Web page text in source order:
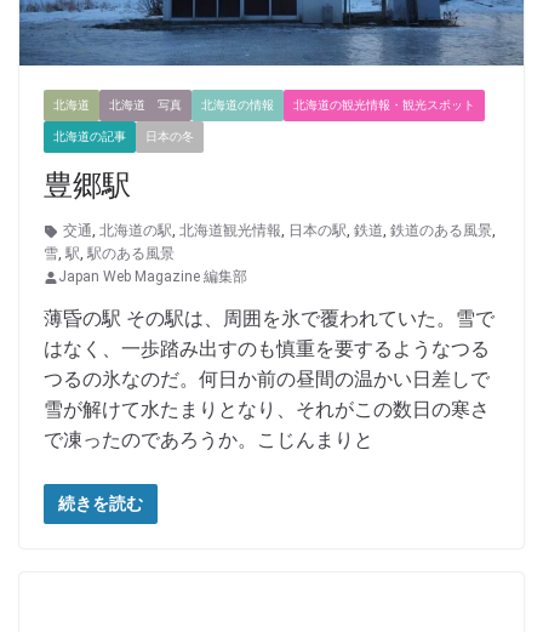
北海道 北海道 写真 北海道の情報 北海道の観光情報・観光スポット
北海道の記事 日本の冬
豊郷駅
交通, 北海道の駅, 北海道観光情報, 日本の駅, 鉄道, 鉄道のある風景,
雪, 駅, 駅のある風景
Japan Web Magazine 編集部
薄昏の駅 その駅は、周囲を氷で覆われていた。雪で
はなく、一歩踏み出すのも慎重を要するようなつる
つるの氷なのだ。何日か前の昼間の温かい日差しで
雪が解けて水たまりとなり、それがこの数日の寒さ
で凍ったのであろうか。こじんまりと
続きを読む